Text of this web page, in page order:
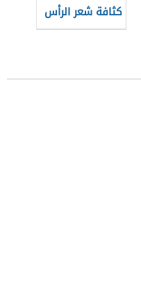
كثافة شعر الرأس